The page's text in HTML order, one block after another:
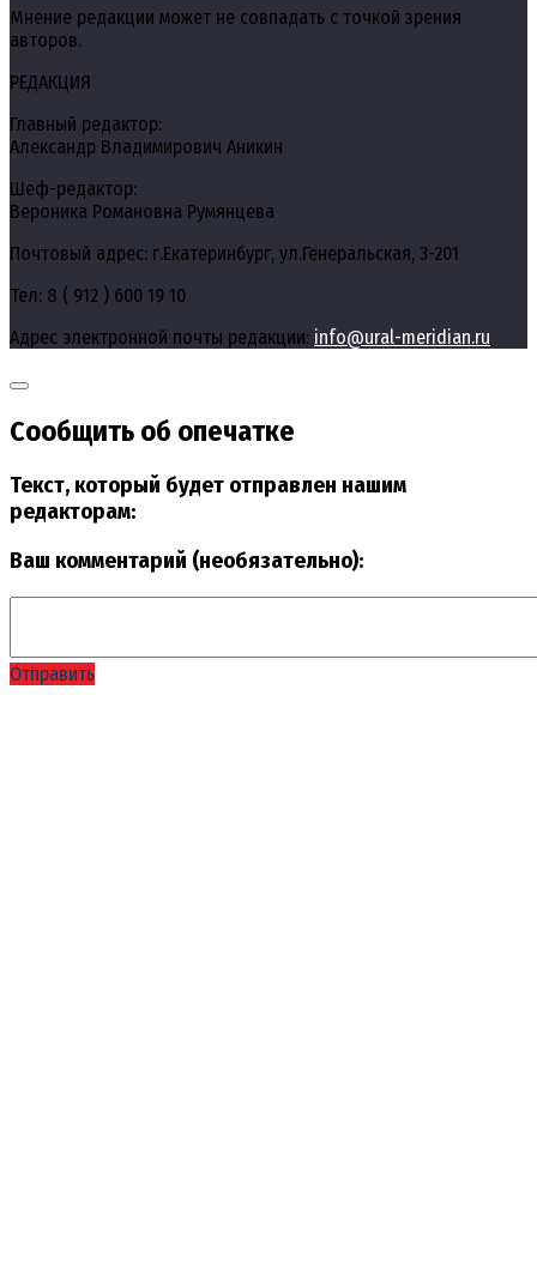
Мнение редакции может не совпадать с точкой зрения
авторов.
РЕДАКЦИЯ
Главный редактор:
Александр Владимирович Аникин
Шеф-редактор:
Вероника Романовна Румянцева
Почтовый адрес: г.Екатеринбург, ул.Генеральская, 3-201
Тел: 8 ( 912 ) 600 19 10
Адрес электронной почты редакции: info@ural-meridian.ru
Сообщить об опечатке
Текст, который будет отправлен нашим
редакторам:
Ваш комментарий (необязательно):
Отправить